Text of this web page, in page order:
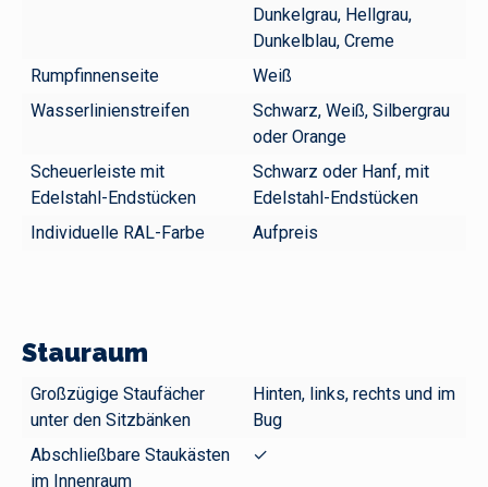
Dunkelgrau, Hellgrau,
Dunkelblau, Creme
Rumpfinnenseite
Weiß
Wasserlinienstreifen
Schwarz, Weiß, Silbergrau
oder Orange
Scheuerleiste mit
Edelstahl-Endstücken
Schwarz oder Hanf, mit
Edelstahl-Endstücken
Individuelle RAL-Farbe
Aufpreis
Stauraum
Großzügige Staufächer
unter den Sitzbänken
Hinten, links, rechts und im
Bug
Abschließbare Staukästen
im Innenraum
✓